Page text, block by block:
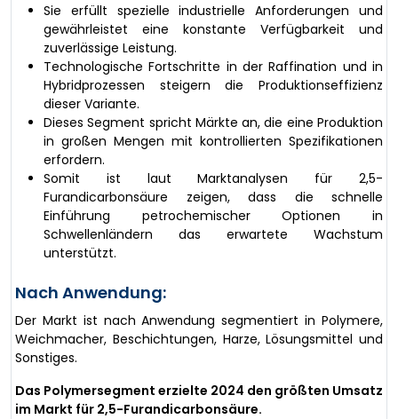
Sie erfüllt spezielle industrielle Anforderungen und
gewährleistet eine konstante Verfügbarkeit und
zuverlässige Leistung.
Technologische Fortschritte in der Raffination und in
Hybridprozessen steigern die Produktionseffizienz
dieser Variante.
Dieses Segment spricht Märkte an, die eine Produktion
in großen Mengen mit kontrollierten Spezifikationen
erfordern.
Somit ist laut Marktanalysen für 2,5-
Furandicarbonsäure zeigen, dass die schnelle
Einführung petrochemischer Optionen in
Schwellenländern das erwartete Wachstum
unterstützt.
Nach Anwendung:
Der Markt ist nach Anwendung segmentiert in Polymere,
Weichmacher, Beschichtungen, Harze, Lösungsmittel und
Sonstiges.
Das Polymersegment erzielte 2024 den größten Umsatz
im Markt für 2,5-Furandicarbonsäure.